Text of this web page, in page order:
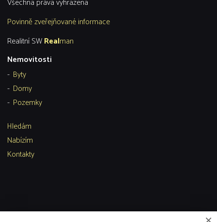
všechna práva vyhrazena
Povinně zveřejňované informace
Realitní SWRealman
Nemovitosti
Byty
Domy
Pozemky
Hledám
Nabízím
Kontakty